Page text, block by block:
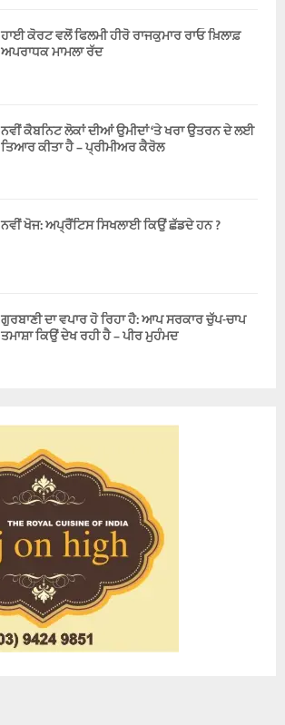
ਹਾਈ ਕੋਰਟ ਵਲੋਂ ਫਿਲਮੀ ਹੀਰੋ ਰਾਜਕੁਮਾਰ ਰਾਓ ਖ਼ਿਲਾਫ਼
ਅਪਰਾਧਕ ਮਾਮਲਾ ਰੱਦ
ਨਵੀਂ ਕੈਬਨਿਟ ਲੋਕਾਂ ਦੀਆਂ ਉਮੀਦਾਂ ‘ਤੇ ਖਰਾ ਉਤਰਨ ਦੇ ਲਈ
ਤਿਆਰ ਕੀਤਾ ਹੈ – ਪ੍ਰੀਮੀਅਰ ਕੈਰੋਲ
ਨਵੀਂ ਖੋਜ: ਅਪ੍ਰੈਂਟਿਸ ਸਿਖਲਾਈ ਕਿਉਂ ਛੱਡਦੇ ਹਨ ?
ਗੁਰਬਾਣੀ ਦਾ ਵਪਾਰ ਹੋ ਰਿਹਾ ਹੈ: ਆਪ ਸਰਕਾਰ ਚੁੱਪ-ਚਾਪ
ਤਮਾਸ਼ਾ ਕਿਉਂ ਦੇਖ ਰਹੀ ਹੈ – ਪੀਰ ਮੁਹੰਮਦ